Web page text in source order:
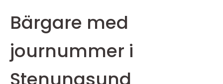
Bärgare med
journummer i